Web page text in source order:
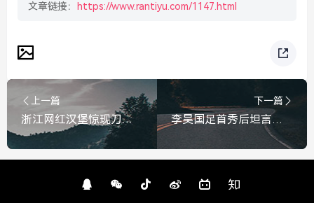
文章链接：
https://www.rantiyu.com/1147.html
上一篇
浙江网红汉堡惊现刀片，舌尖上的安全，谁来守护？浙江网红汉堡惊现刀片，舌尖安全谁来守护？
下一篇
李昊国足首秀后坦言，22岁并不算年轻，成长需提速，李昊国足首秀后坦言，22岁不算年轻，成长需提速